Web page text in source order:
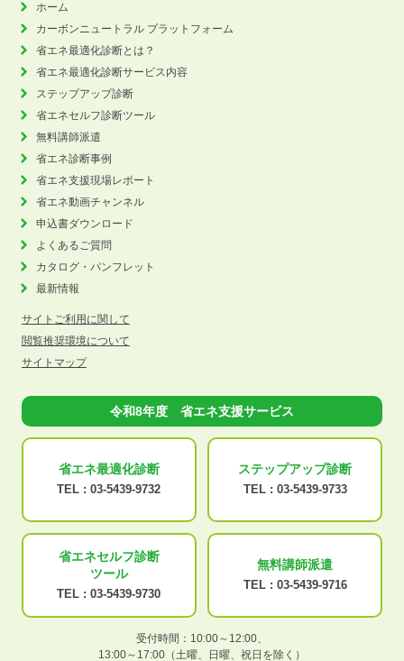
ホーム
カーボンニュートラル プラットフォーム
省エネ最適化診断とは？
省エネ最適化診断サービス内容
ステップアップ診断
省エネセルフ診断ツール
無料講師派遣
省エネ診断事例
省エネ支援現場レポート
省エネ動画チャンネル
申込書ダウンロード
よくあるご質問
カタログ・パンフレット
最新情報
サイトご利用に関して
閲覧推奨環境について
サイトマップ
令和8年度 省エネ支援サービス
省エネ最適化診断
TEL : 03-5439-9732
ステップアップ診断
TEL : 03-5439-9733
省エネセルフ診断
ツール
TEL : 03-5439-9730
無料講師派遣
TEL : 03-5439-9716
受付時間：10:00～12:00、
13:00～17:00（土曜、日曜、祝日を除く）